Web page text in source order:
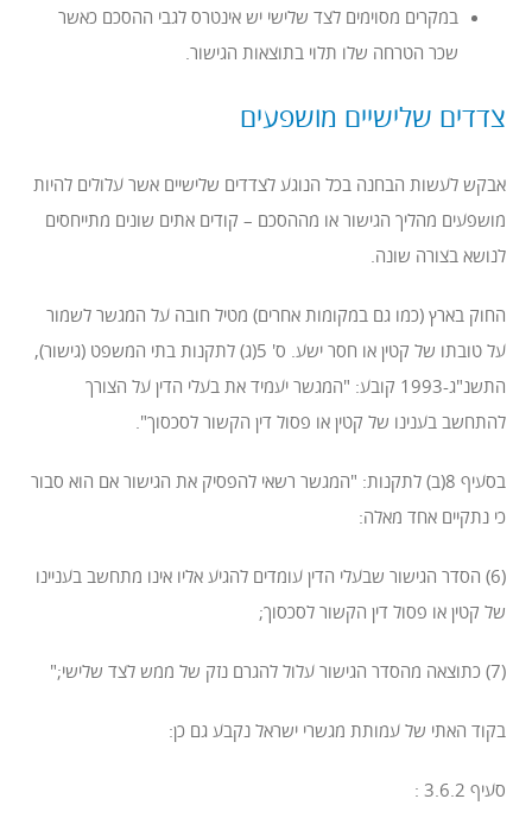
במקרים מסוימים לצד שלישי יש אינטרס לגבי ההסכם כאשר
שכר הטרחה שלו תלוי בתוצאות הגישור.
צדדים שלישיים מושפעים
אבקש לעשות הבחנה בכל הנוגע לצדדים שלישיים אשר עלולים להיות
מושפעים מהליך הגישור או מההסכם – קודים אתים שונים מתייחסים
לנושא בצורה שונה.
החוק בארץ (כמו גם במקומות אחרים) מטיל חובה על המגשר לשמור
על טובתו של קטין או חסר ישע. ס' 5(ג) לתקנות בתי המשפט (גישור),
התשנ"ג-1993 קובע: "המגשר יעמיד את בעלי הדין על הצורך
להתחשב בענינו של קטין או פסול דין הקשור לסכסוך".
בסעיף 8(ב) לתקנות: "המגשר רשאי להפסיק את הגישור אם הוא סבור
כי נתקיים אחד מאלה:
(6) הסדר הגישור שבעלי הדין עומדים להגיע אליו אינו מתחשב בעניינו
של קטין או פסול דין הקשור לסכסוך;
(7) כתוצאה מהסדר הגישור עלול להגרם נזק של ממש לצד שלישי;"
בקוד האתי של עמותת מגשרי ישראל נקבע גם כן:
סעיף 3.6.2 :